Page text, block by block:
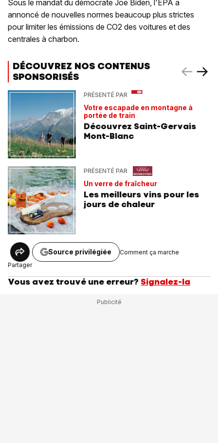
Sous le mandat du démocrate Joe Biden, l'EPA a
annoncé de nouvelles normes beaucoup plus strictes
pour limiter les émissions de CO2 des voitures et des
centrales à charbon.
DÉCOUVREZ NOS CONTENUS
SPONSORISÉS
PRÉSENTÉ PAR
Votre escapade en montagne à
portée de train
Découvrez Saint-Gervais
Mont-Blanc
PRÉSENTÉ PAR
Un verre de fraîcheur
Les meilleurs vins pour les
jours de chaleur
Partager
Source privilégiée Comment ça marche
Vous avez trouvé une erreur? Signalez-la